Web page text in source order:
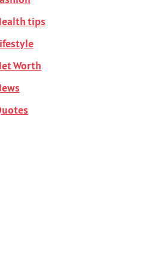
tips
Worth